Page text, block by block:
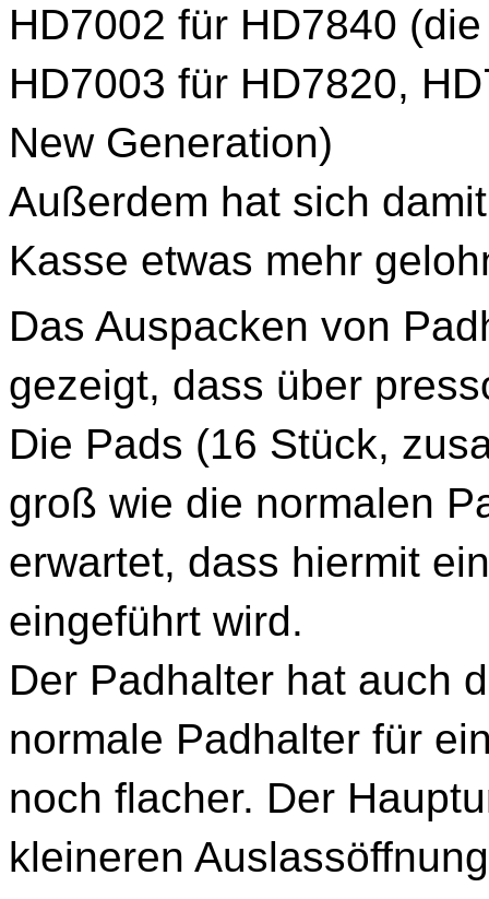
HD7002 für HD7840
HD7003 für HD7820,
New Generation)
Außerdem hat sich
Kasse etwas mehr
Das Auspacken von
gezeigt, dass über
Die Pads (16 Stück,
groß wie die normalen
erwartet, dass hiermit
eingeführt wird.
Der Padhalter hat auch
normale Padhalter für
noch flacher. Der
kleineren